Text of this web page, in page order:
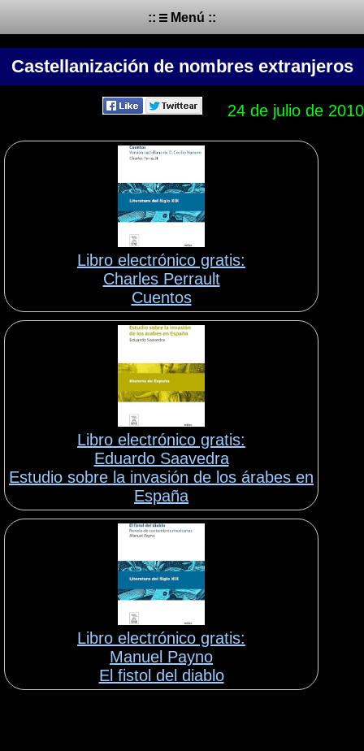
:: Menú ::
Castellanización de nombres extranjeros
24 de julio de 2010
Libro electrónico gratis:
Charles Perrault
Cuentos
Libro electrónico gratis:
Eduardo Saavedra
Estudio sobre la invasión de los árabes en
España
Libro electrónico gratis:
Manuel Payno
El fistol del diablo